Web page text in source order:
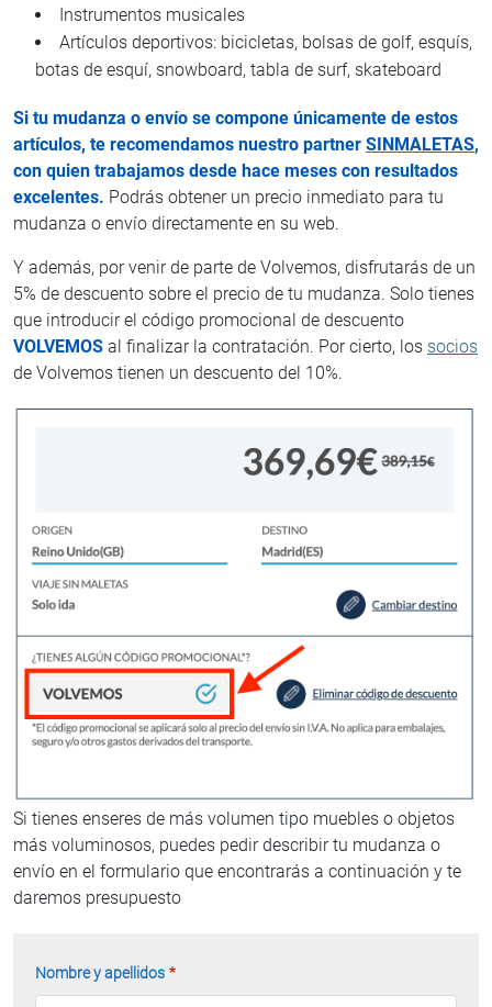
Instrumentos musicales
Artículos deportivos: bicicletas, bolsas de golf, esquís,
botas de esquí, snowboard, tabla de surf, skateboard
Si tu mudanza o envío se compone únicamente de estos
artículos, te recomendamos nuestro partner SINMALETAS,
con quien trabajamos desde hace meses con resultados
excelentes. Podrás obtener un precio inmediato para tu
mudanza o envío directamente en su web.
Y además, por venir de parte de Volvemos, disfrutarás de un
5% de descuento sobre el precio de tu mudanza. Solo tienes
que introducir el código promocional de descuento
VOLVEMOS al finalizar la contratación. Por cierto, los socios
de Volvemos tienen un descuento del 10%.
Si tienes enseres de más volumen tipo muebles o objetos
más voluminosos, puedes pedir describir tu mudanza o
envío en el formulario que encontrarás a continuación y te
daremos presupuesto
Nombre y apellidos